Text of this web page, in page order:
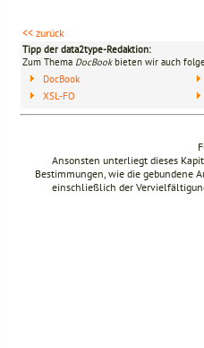
<< zurück
Tipp der data2type-Redaktion:
Zum Thema DocBookbieten wir auch
DocBook
XSL-FO
Ansonsten unterliegt dieses
Bestimmungen, wie die gebundene
einschließlich der